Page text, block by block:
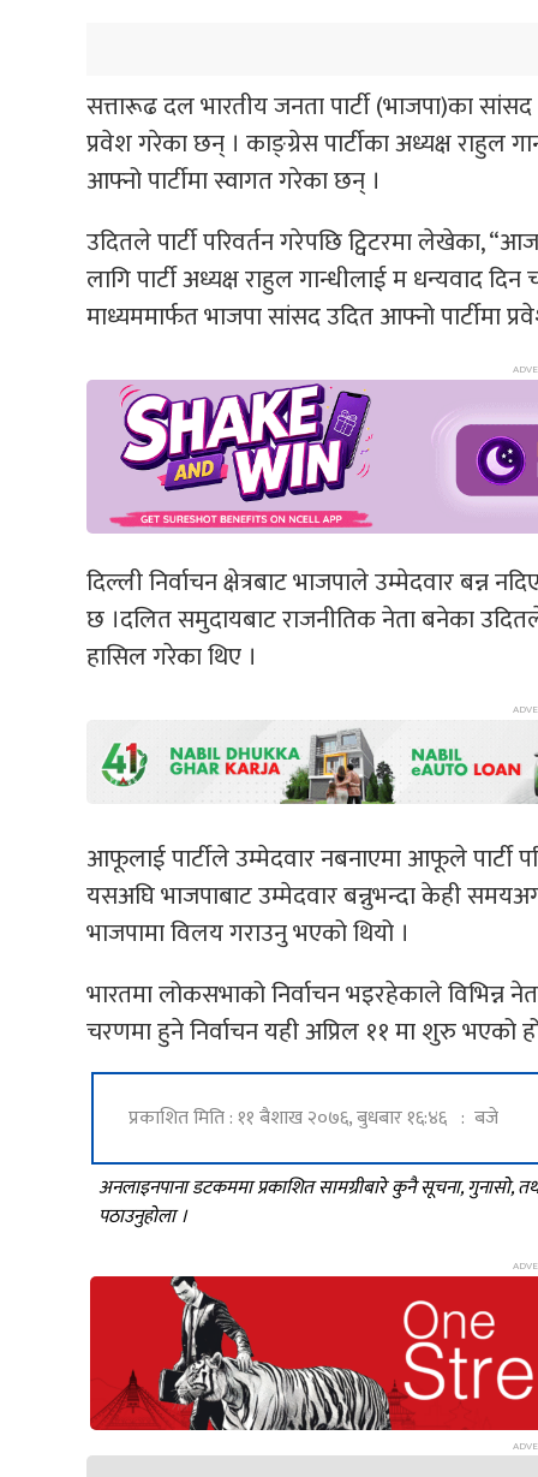
सत्तारूढ दल भारतीय जनता पार्टी (भाजपा)का सांसद
प्रवेश गरेका छन् । काङ्ग्रेस पार्टीका अध्यक्ष राहुल
आफ्नो पार्टीमा स्वागत गरेका छन् ।
उदितले पार्टी परिवर्तन गरेपछि ट्विटरमा लेखेका,
लागि पार्टी अध्यक्ष राहुल गान्धीलाई म धन्यवाद
माध्यममार्फत भाजपा सांसद उदित आफ्नो पार्टीमा
दिल्ली निर्वाचन क्षेत्रबाट भाजपाले उम्मेदवार बन्न
छ ।दलित समुदायबाट राजनीतिक नेता बनेका
हासिल गरेका थिए ।
आफूलाई पार्टीले उम्मेदवार नबनाएमा आफूले पार्टी
यसअघि भाजपाबाट उम्मेदवार बन्नुभन्दा केही
भाजपामा विलय गराउनु भएको थियो ।
भारतमा लोकसभाको निर्वाचन भइरहेकाले विभिन्न
चरणमा हुने निर्वाचन यही अप्रिल ११ मा शुरु
प्रकाशित मिति : ११ बैशाख २०७६, बुधबार १६:४६ : बजे
अनलाइनपाना डटकममा प्रकाशित सामग्रीबारे कुनै सूचना, गुनासो,
पठाउनुहोला ।